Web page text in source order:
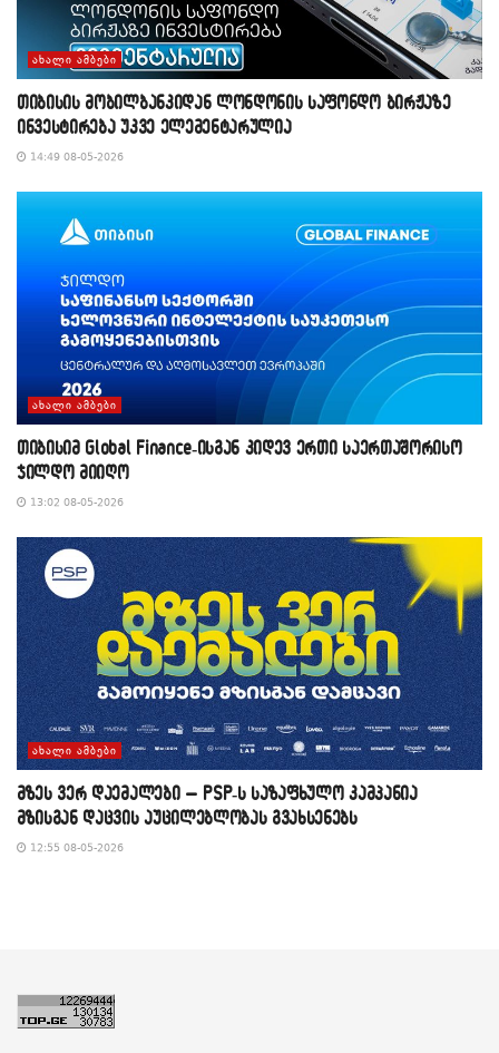
ᲐᲮᲐᲚᲘ ᲐᲛᲑᲔᲑᲘ
თიბისის მობილბანკიდან ლონდონის საფონდო ბირჟაზე
ინვესტირება უკვე ელემენტარულია
14:49 08-05-2026
ᲐᲮᲐᲚᲘ ᲐᲛᲑᲔᲑᲘ
თიბისიმ Global Finance-ისგან კიდევ ერთი საერთაშორისო
ჯილდო მიიღო
13:02 08-05-2026
ᲐᲮᲐᲚᲘ ᲐᲛᲑᲔᲑᲘ
მზეს ვერ დაემალები – PSP-ს საზაფხულო კამპანია
მზისგან დაცვის აუცილებლობას გვახსენებს
12:55 08-05-2026